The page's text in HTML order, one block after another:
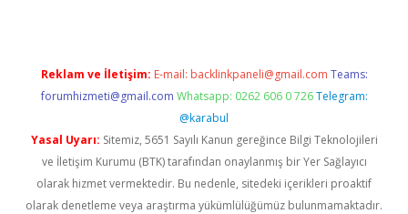
Reklam ve İletişim: E-mail: backlinkpaneli@gmail.com Teams:
forumhizmeti@gmail.com Whatsapp: 0262 606 0 726 Telegram:
@karabul
Yasal Uyarı: Sitemiz, 5651 Sayılı Kanun gereğince Bilgi Teknolojileri
ve İletişim Kurumu (BTK) tarafından onaylanmış bir Yer Sağlayıcı
olarak hizmet vermektedir. Bu nedenle, sitedeki içerikleri proaktif
olarak denetleme veya araştırma yükümlülüğümüz bulunmamaktadır.